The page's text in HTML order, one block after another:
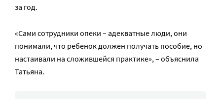
за год.
«Сами сотрудники опеки – адекватные люди, они
понимали, что ребенок должен получать пособие, но
настаивали на сложившейся практике», – объяснила
Татьяна.